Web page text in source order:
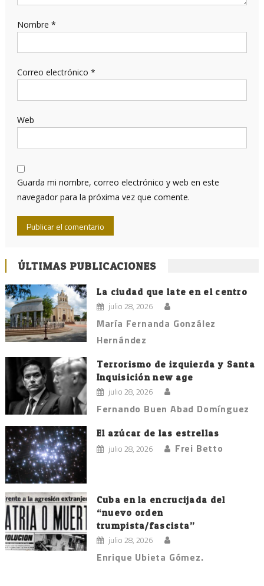
Nombre *
Correo electrónico *
Web
Guarda mi nombre, correo electrónico y web en este
navegador para la próxima vez que comente.
ÚLTIMAS PUBLICACIONES
La ciudad que late en el centro
julio 28, 2026
María Fernanda González
Hernández
Terrorismo de izquierda y Santa
Inquisición new age
julio 28, 2026
Fernando Buen Abad Domínguez
El azúcar de las estrellas
julio 28, 2026 Frei Betto
Cuba en la encrucijada del
“nuevo orden
trumpista/fascista”
julio 28, 2026
Enrique Ubieta Gómez.